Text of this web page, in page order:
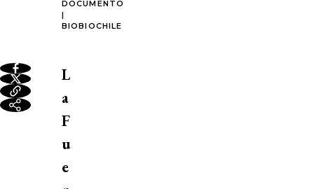
DOCUMENTO
|
BIOBIOCHILE
L
a
F
u
e